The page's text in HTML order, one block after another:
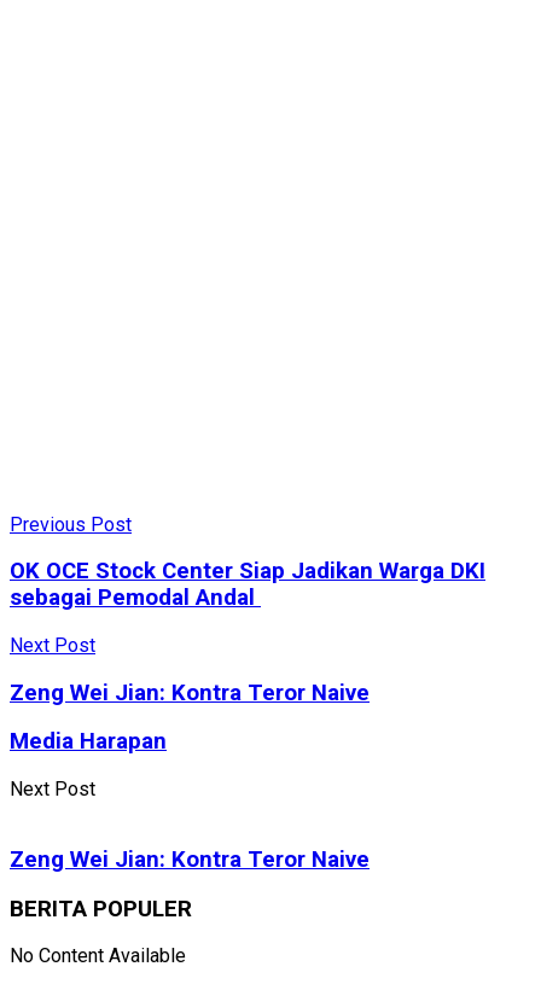
Previous Post
OK OCE Stock Center Siap Jadikan Warga DKI
sebagai Pemodal Andal
Next Post
Zeng Wei Jian: Kontra Teror Naive
Media Harapan
Next Post
Zeng Wei Jian: Kontra Teror Naive
BERITA POPULER
No Content Available